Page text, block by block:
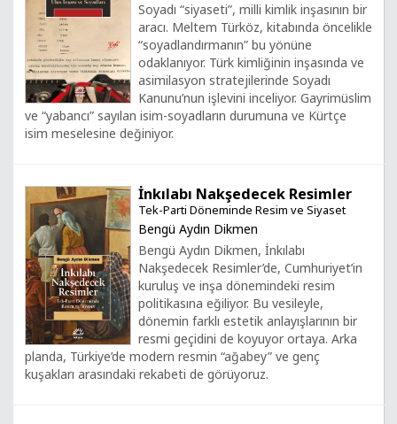
Soyadı “siyaseti”, milli kimlik inşasının bir
aracı. Meltem Türköz, kitabında öncelikle
“soyadlandırmanın” bu yönüne
odaklanıyor. Türk kimliğinin inşasında ve
asimilasyon stratejilerinde Soyadı
Kanunu’nun işlevini inceliyor. Gayrimüslim
ve “yabancı” sayılan isim-soyadların durumuna ve Kürtçe
isim meselesine değiniyor.
İnkılabı Nakşedecek Resimler
Tek-Parti Döneminde Resim ve Siyaset
Bengü Aydın Dikmen
Bengü Aydın Dikmen, İnkılabı
Nakşedecek Resimler’de, Cumhuriyet’in
kuruluş ve inşa dönemindeki resim
politikasına eğiliyor. Bu vesileyle,
dönemin farklı estetik anlayışlarının bir
resmi geçidini de koyuyor ortaya. Arka
planda, Türkiye’de modern resmin “ağabey” ve genç
kuşakları arasındaki rekabeti de görüyoruz.